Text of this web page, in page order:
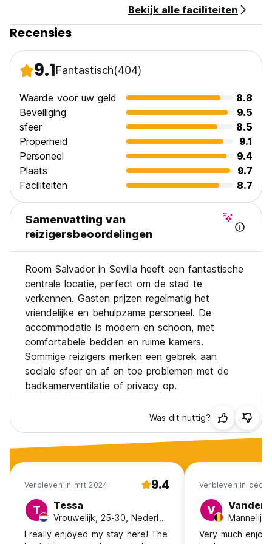
Geen avondklok (Auto-translated from original language)
Bekijk alle faciliteiten
Recensies
9.1Fantastisch(404)
Waarde voor uw geld
8.8
Beveiliging
9.5
sfeer
8.5
Properheid
9.1
Personeel
9.4
Plaats
9.7
Faciliteiten
8.7
Samenvatting van
reizigersbeoordelingen
Room Salvador in Sevilla heeft een fantastische
centrale locatie, perfect om de stad te
verkennen. Gasten prijzen regelmatig het
vriendelijke en behulpzame personeel. De
accommodatie is modern en schoon, met
comfortabele bedden en ruime kamers.
Sommige reizigers merken een gebrek aan
sociale sfeer en af en toe problemen met de
badkamerventilatie of privacy op.
Was dit nuttig?
Verbleven in mrt 2024 9.4
T Tessa
Vrouwelijk, 25-30, Nederland
I really enjoyed my stay here! The
Verbleven in dec
V
Very much